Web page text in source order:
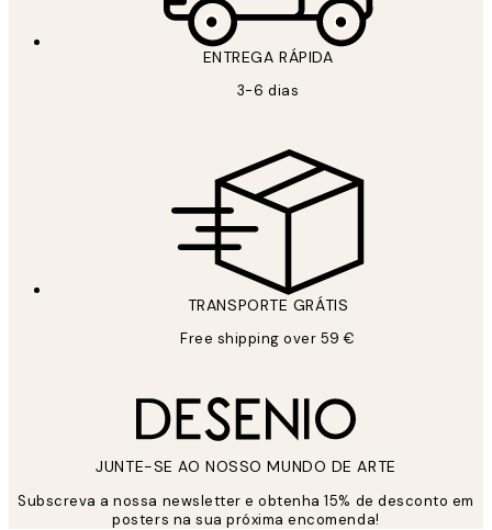
ENTREGA RÁPIDA
3-6 dias
TRANSPORTE GRÁTIS
Free shipping over 59 €
JUNTE-SE AO NOSSO MUNDO DE ARTE
Subscreva a nossa newsletter e obtenha 15% de desconto em
posters na sua próxima encomenda!